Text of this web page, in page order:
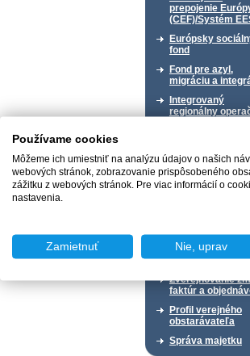
prepojenie
(CEF)/Systém
Európsky
fond
Fond pre azyl,
migráciu a
Integrovaný
regionálny
Kvalita životného
prostredia
Národné
finančného
Štatistiky
Zverejňovanie
faktúr a
Profil verejného
obstarávateľa
Správa majetku
Používame cookies
Môžeme ich umiestniť na analýzu údajov o našich
webových stránok, zobrazovanie prispôsobeného
zážitku z webových stránok. Pre viac informácií o
nastavenia.
Zamietnuť Nie, uprav